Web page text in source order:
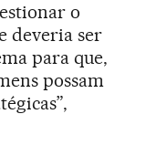
o
deveria ser
para que,
possam